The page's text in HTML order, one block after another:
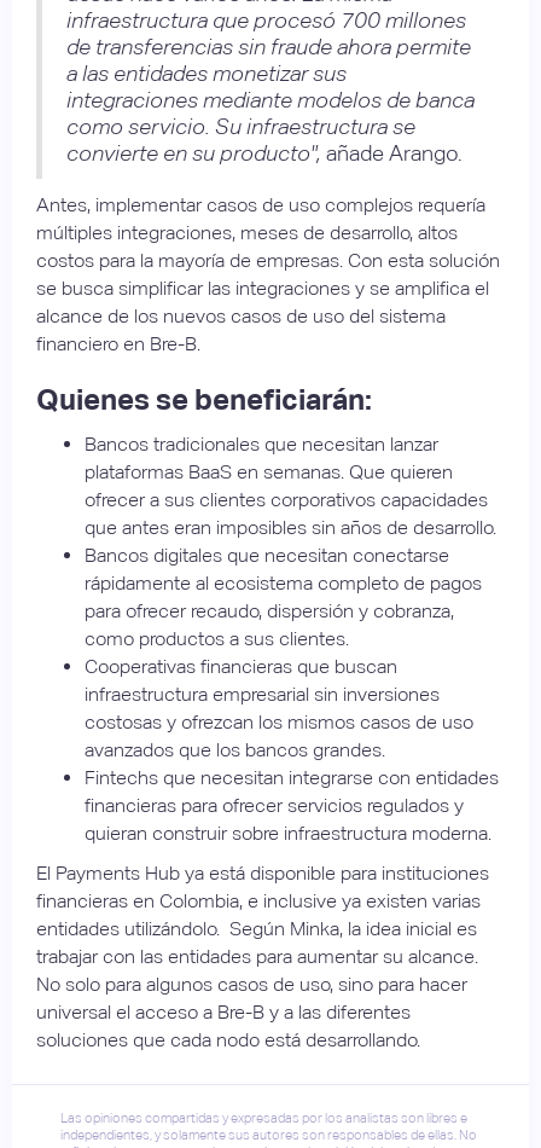
infraestructura que procesó 700 millones
de transferencias sin fraude ahora permite
a las entidades monetizar sus
integraciones mediante modelos de banca
como servicio. Su infraestructura se
convierte en su producto", añade Arango.
Antes, implementar casos de uso complejos requería
múltiples integraciones, meses de desarrollo, altos
costos para la mayoría de empresas. Con esta solución
se busca simplificar las integraciones y se amplifica el
alcance de los nuevos casos de uso del sistema
financiero en Bre-B.
Quienes se beneficiarán:
Bancos tradicionales que necesitan lanzar
plataformas BaaS en semanas. Que quieren
ofrecer a sus clientes corporativos capacidades
que antes eran imposibles sin años de desarrollo.
Bancos digitales que necesitan conectarse
rápidamente al ecosistema completo de pagos
para ofrecer recaudo, dispersión y cobranza,
como productos a sus clientes.
Cooperativas financieras que buscan
infraestructura empresarial sin inversiones
costosas y ofrezcan los mismos casos de uso
avanzados que los bancos grandes.
Fintechs que necesitan integrarse con entidades
financieras para ofrecer servicios regulados y
quieran construir sobre infraestructura moderna.
El Payments Hub ya está disponible para instituciones
financieras en Colombia, e inclusive ya existen varias
entidades utilizándolo. Según Minka, la idea inicial es
trabajar con las entidades para aumentar su alcance.
No solo para algunos casos de uso, sino para hacer
universal el acceso a Bre-B y a las diferentes
soluciones que cada nodo está desarrollando.
Las opiniones compartidas y expresadas por los analistas son libres e
independientes, y solamente sus autores son responsables de ellas. No